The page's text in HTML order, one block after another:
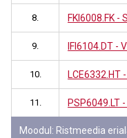
8. FKI6008.FK -
9. IFI6104.DT -
10. LCE6332.HT
11. PSP6049.LT
Moodul: Ristmeedia